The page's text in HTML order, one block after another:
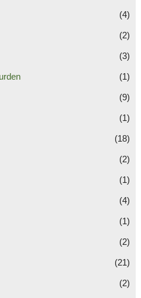
(4)
(2)
(3)
(1)
(9)
(1)
(18)
(2)
(1)
(4)
(1)
(2)
(21)
(2)